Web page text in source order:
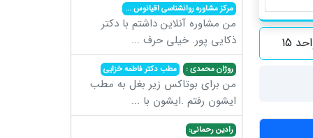
مرکز مشاوره روانشناسی اقیانوس...
من مشاوره آنلاین داشتم با دکتر
ذکایی پور. خیلی حرف ...
روژان محمدی : مطب دکتر فاطمه خزایی
من برای بوتاکس زیر بغل به مطب
ایشون رفتم .ایشون با ...
رادین رحمانی: